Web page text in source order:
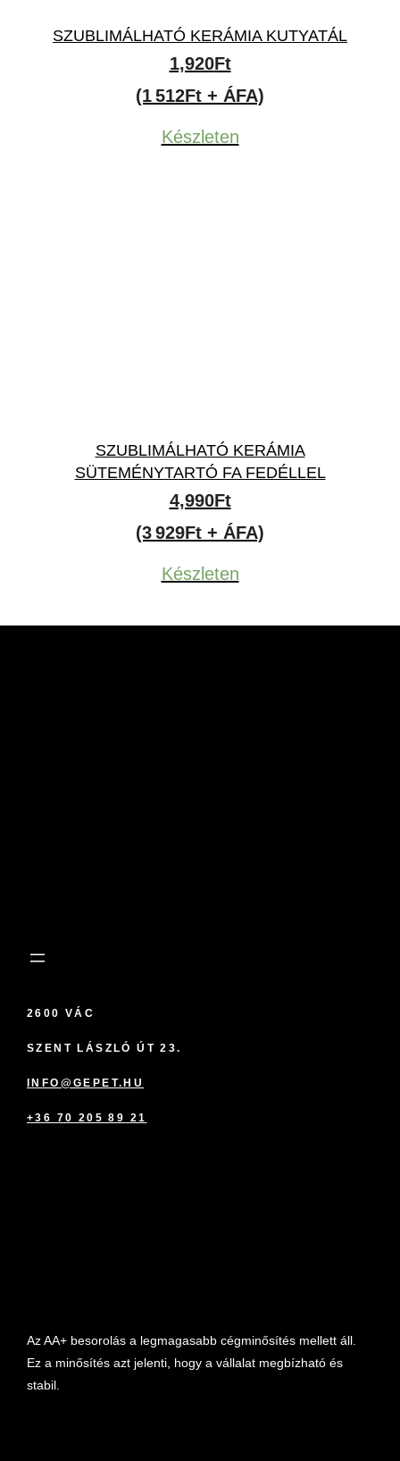
SZUBLIMÁLHATÓ KERÁMIA KUTYATÁL
1,920Ft
(1 512Ft + ÁFA)
Készleten
SZUBLIMÁLHATÓ KERÁMIA
SÜTEMÉNYTARTÓ FA FEDÉLLEL
4,990Ft
(3 929Ft + ÁFA)
Készleten
2600 VÁC
SZENT LÁSZLÓ ÚT 23.
INFO@GEPET.HU
+36 70 205 89 21
Az AA+ besorolás a legmagasabb cégminősítés mellett áll.
Ez a minősítés azt jelenti, hogy a vállalat megbízható és
stabil.